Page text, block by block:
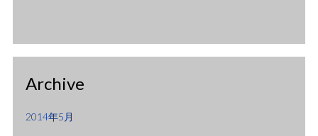
Archive
2014年5月